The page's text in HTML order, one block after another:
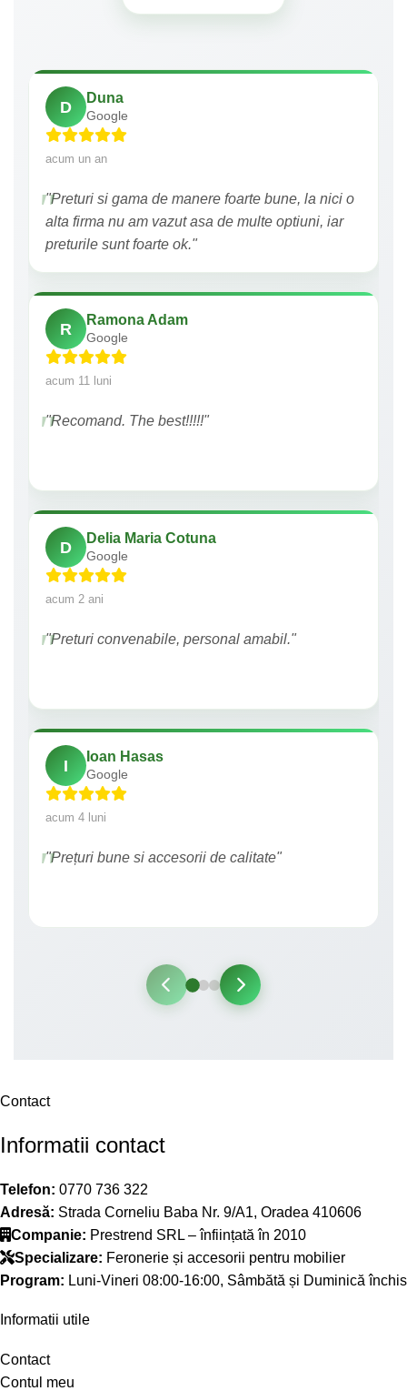
D
Duna
Google
acum un an
"Preturi si gama de manere foarte bune, la nici o
alta firma nu am vazut asa de multe optiuni, iar
preturile sunt foarte ok."
R
Ramona Adam
Google
acum 11 luni
"Recomand. The best!!!!!"
D
Delia Maria Cotuna
Google
acum 2 ani
"Preturi convenabile, personal amabil."
I
Ioan Hasas
Google
acum 4 luni
"Prețuri bune si accesorii de calitate"
Contact
Informatii contact
Telefon: 0770 736 322
Adresă: Strada Corneliu Baba Nr. 9/A1, Oradea 410606
Companie: Prestrend SRL – înființată în 2010
Specializare: Feronerie și accesorii pentru mobilier
Program: Luni-Vineri 08:00-16:00, Sâmbătă și Duminică închis
Informatii utile
Contact
Contul meu